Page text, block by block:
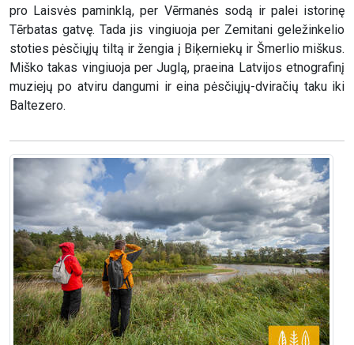
pro Laisvės paminklą, per Vērmanės sodą ir palei istorinę
Tērbatas gatvę. Tada jis vingiuoja per Zemitani geležinkelio
stoties pėsčiųjų tiltą ir žengia į Biķerniekų ir Šmerlio miškus.
Miško takas vingiuoja per Juglą, praeina Latvijos etnografinį
muziejų po atviru dangumi ir eina pėsčiųjų-dviračių taku iki
Baltezero.